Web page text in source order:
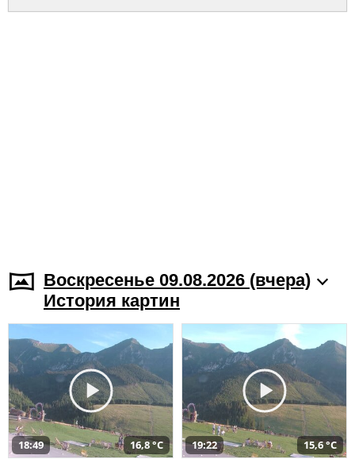
Воскресенье 09.08.2026 (вчера)
История картин
18:49 16,8 °C 19:22 15,6 °C